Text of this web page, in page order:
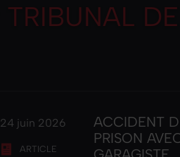
TRIBUNAL
24 juin 2026
ARTICLE
ACCIDENT
PRISON